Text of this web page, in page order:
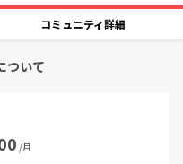
コミュニティ詳細
ついて
/月